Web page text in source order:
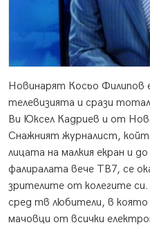
Новинарят Косьо Филипов
телевизията и срази
Ви Юксел Кадриев и от
Снажният журналист,
лицата на малкия екран и
фалиралата вече ТВ7, се
зрителите от колегите
сред тв любители, в
мачовци от всички